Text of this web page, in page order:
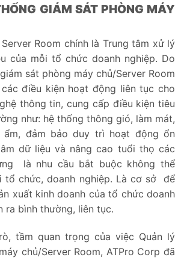
GIÁM SÁT PHÒNG MÁY
Room chính là Trung tâm xử lý
của mỗi tổ chức doanh nghiệp. Do
sát phòng máy chủ/Server Room
điều kiện hoạt động liên tục cho
thông tin, cung cấp điều kiện tiêu
như: hệ thống thông gió, làm mát,
ẩm, đảm bảo duy trì hoạt động ổn
dữ liệu và nâng cao tuổi thọ các
là nhu cầu bắt buộc không thể
tổ chức, doanh nghiệp. Là cơ sở để
xuất kinh doanh của tổ chức doanh
ra bình thường, liên tục.
tầm quan trọng của việc Quản lý
chủ/Server Room, ATPro Corp đã